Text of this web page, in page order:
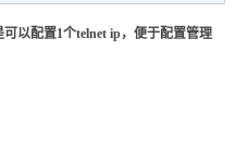
以配置1个telnet ip，便于配置管理